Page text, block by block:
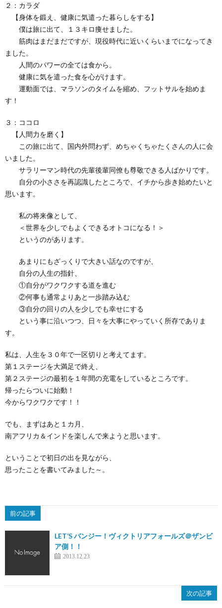
２：カラダ
【身体を鍛え、健康に気遣った暮らしをする】
僕は旅に出て、１３キロ痩せました。
筋肉はまだまだですが、現役時代に近いくらいまでになってき
ました。
人間のパワーの全ては食から。
健康に気を遣った食を心がけます。
運動面では、マラソンのタイムを縮め、フットサルを始めま
す！
３：ココロ
【人間力を磨く】
この旅に出て、国内外問わず、めちゃくちゃたくさんの人に会
いました。
サラリーマン時代の先輩後輩同僚も尊敬できる人ばかりです。
自分の小ささを再認識したところで、イチから歩き始めたいと
思います。
私の将来像として、
＜世界を少しでもよくできるオトコになる！＞
というのがあります。
あまりにもざっくりで大きい話なのですが、
自分の人生の指針、
①自分がワクワクする道を進む
②何事も通常よりあと一歩踏み込む
③自分の回りの人を少しでも幸せにする
という事に沿いつつ、日々を大事にやっていく所存でありま
す。
私は、人生を３０年で一区切りと考えてます。
第１ステージを大満足で終え、
第２ステージの最初を１年間の充電をしているところです。
帰ったらついに始動！
今からワクワクです！！
でも、まずはあと１カ月、
南アフリカ＆インドを楽しんで来ようと思います。
ということで初日の出を見ながら、
思ったことを書いてみました～。
前の記事
LET’S バンジー！ヴィクトリアフォールズ＠ザンビ
ア側！！
2013.12.23
次の記事